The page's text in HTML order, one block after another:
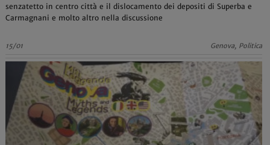
senzatetto in centro città e il dislocamento dei depositi di Superba e
Carmagnani e molto altro nella discussione
15/01 Genova, Politica